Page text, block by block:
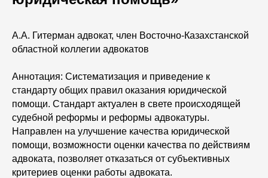
А.А. Гитерман адвокат, член Восточно-Казахстанской
областной коллегии адвокатов
Аннотация: Систематизация и приведение к
стандарту общих правил оказания юридической
помощи. Стандарт актуален в свете происходящей
судебной реформы и реформы адвокатуры.
Направлен на улучшение качества юридической
помощи, возможности оценки качества по действиям
адвоката, позволяет отказаться от субъективных
критериев оценки работы адвоката.